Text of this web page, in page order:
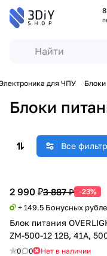
для ЧПУ
Блоки
Все
2 990 ₽3 887 ₽ -23%
+ 149.5 Бонусных
Блок питания
ZM-500-12 12В, 41А,
0 0 Нет в наличии